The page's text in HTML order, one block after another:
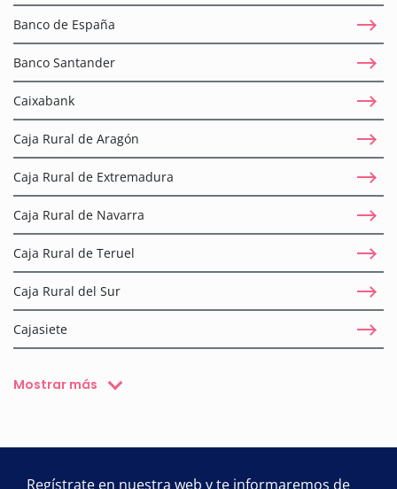
Banco de España
Banco Santander
Caixabank
Caja Rural de Aragón
Caja Rural de Extremadura
Caja Rural de Navarra
Caja Rural de Teruel
Caja Rural del Sur
Cajasiete
Mostrar más
Regístrate en nuestra web y te informaremos de